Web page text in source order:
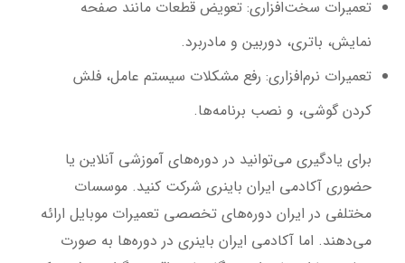
تعمیرات سخت‌افزاری: تعویض قطعات مانند صفحه
نمایش، باتری، دوربین و مادربرد.
تعمیرات نرم‌افزاری: رفع مشکلات سیستم عامل، فلش
کردن گوشی، و نصب برنامه‌ها.
برای یادگیری می‌توانید در دوره‌های آموزشی آنلاین یا
حضوری آکادمی ایران باینری شرکت کنید. موسسات
مختلفی در ایران دوره‌های تخصصی تعمیرات موبایل ارائه
می‌دهند. اما آکادمی ایران باینری در دوره‌ها به صورت